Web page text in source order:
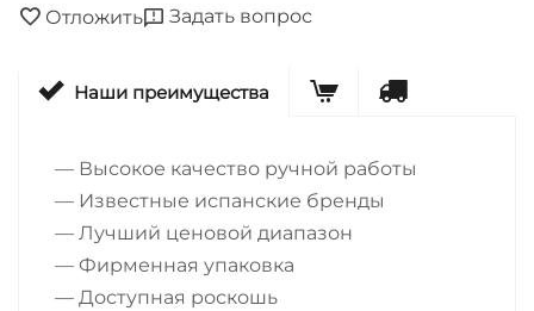
Отложить Задать вопрос
Наши преимущества
— Высокое качество ручной работы
— Известные испанские бренды
— Лучший ценовой диапазон
— Фирменная упаковка
— Доступная роскошь